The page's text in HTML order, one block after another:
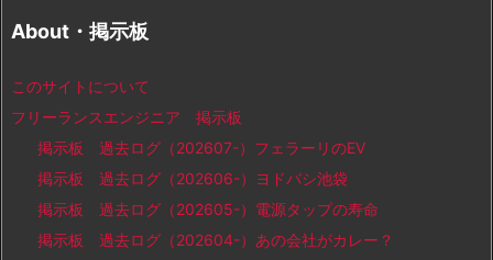
About・掲示板
このサイトについて
フリーランスエンジニア 掲示板
掲示板 過去ログ（202607-）フェラーリのEV
掲示板 過去ログ（202606-）ヨドバシ池袋
掲示板 過去ログ（202605-）電源タップの寿命
掲示板 過去ログ（202604-）あの会社がカレー？